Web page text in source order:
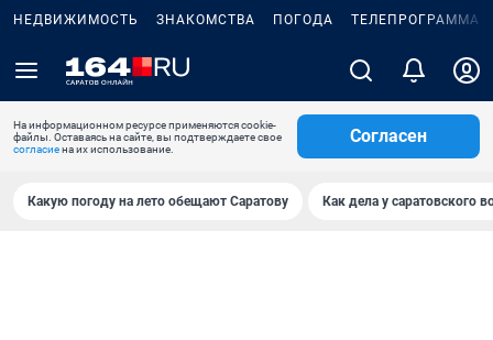
НЕДВИЖИМОСТЬ ЗНАКОМСТВА ПОГОДА ТЕЛЕПРОГРАММА
На информационном ресурсе применяются cookie-
файлы. Оставаясь на сайте, вы подтверждаете свое
согласиена их использование.
Согласен
Какую погоду на лето обещают Саратову Как дела у саратовского